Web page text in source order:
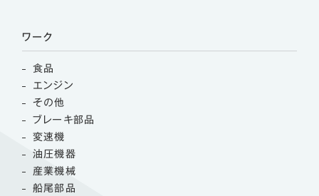
ワーク
食品
エンジン
その他
ブレーキ部品
変速機
油圧機器
産業機械
船尾部品